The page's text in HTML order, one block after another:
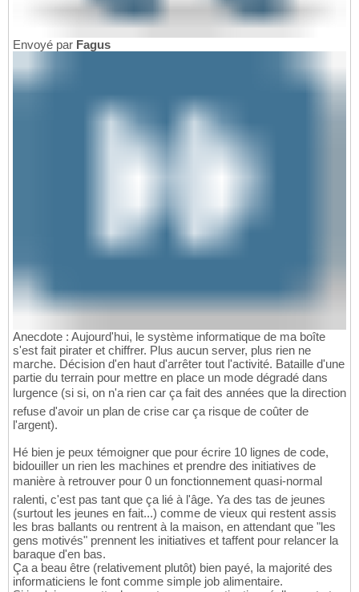
Envoyé par Fagus
Anecdote : Aujourd'hui, le système informatique de ma boîte
s'est fait pirater et chiffrer. Plus aucun server, plus rien ne
marche. Décision d'en haut d'arrêter tout l'activité. Bataille d'une
partie du terrain pour mettre en place un mode dégradé dans
lurgence (si si, on n'a rien car ça fait des années que la direction
refuse d'avoir un plan de crise car ça risque de coûter de
l'argent).
Hé bien je peux témoigner que pour écrire 10 lignes de code,
bidouiller un rien les machines et prendre des initiatives de
manière à retrouver pour 0 un fonctionnement quasi-normal
ralenti, c'est pas tant que ça lié à l'âge. Ya des tas de jeunes
(surtout les jeunes en fait...) comme de vieux qui restent assis
les bras ballants ou rentrent à la maison, en attendant que "les
gens motivés" prennent les initiatives et taffent pour relancer la
baraque d'en bas.
Ça a beau être (relativement plutôt) bien payé, la majorité des
informaticiens le font comme simple job alimentaire.